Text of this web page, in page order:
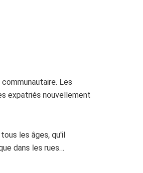
Les
expatriés nouvellement
les âges, qu'il
dans les rues…